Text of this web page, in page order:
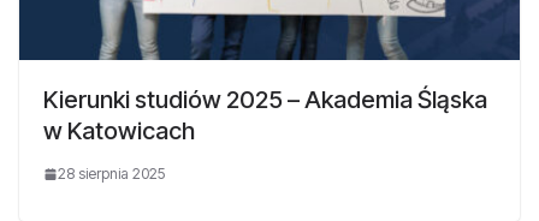
Kierunki studiów 2025 – Akademia Śląska
w Katowicach
28 sierpnia 2025